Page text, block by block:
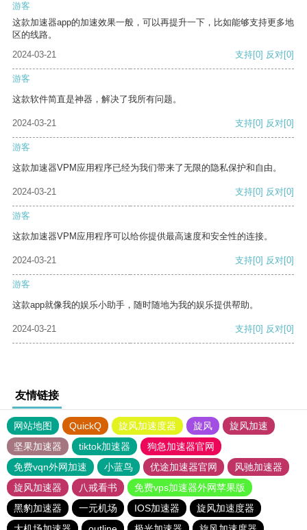
游客
这款加速器app的加速效果一般，可以再提升一下，比如能够支持更多地
区的线路。
2024-03-21
支持[0] 反对[0]
游客
这款软件简直是神器，解决了我所有问题。
2024-03-21 支持[0] 反对[0]
游客
这款加速器VPM应用程序已经为我们带来了无限的隐私保护和自由。
2024-03-21 支持[0] 反对[0]
游客
这款加速器VPM应用程序可以给你提供最高速度和安全性的连接。
2024-03-21 支持[0] 反对[0]
游客
这款app就像我的娱乐小助手，随时随地为我的娱乐提供帮助。
2024-03-21 支持[0] 反对[0]
友情链接
网站地图 QuickQ 旋风加速度器 旋风
旋风加速
坚果加速器
tiktok加速器
狗急加速器官网
免费vqn外网加速
小蓝鸟 优途加速器官网
风驰加速器
旋风加速器
八戒看书
免费vps加速器外网苹果版
黑豹加速器
一元机场 IOS加速器
旋风加速度器